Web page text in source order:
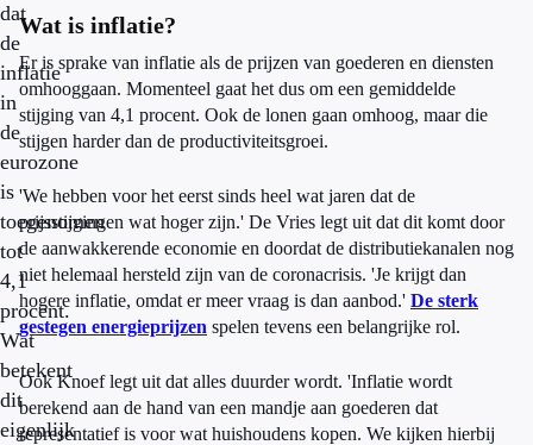
dat
de
inflatie
in
de
eurozone
is
toegenomen
tot
4,1
procent.
Wat
betekent
dit
eigenlijk
Wat is inflatie?
Er is sprake van inflatie als de prijzen van goederen en diensten
omhooggaan. Momenteel gaat het dus om een gemiddelde
stijging van 4,1 procent. Ook de lonen gaan omhoog, maar die
stijgen harder dan de productiviteitsgroei.
'We hebben voor het eerst sinds heel wat jaren dat de
prijsstijgingen wat hoger zijn.' De Vries legt uit dat dit komt door
de aanwakkerende economie en doordat de distributiekanalen nog
niet helemaal hersteld zijn van de coronacrisis. 'Je krijgt dan
hogere inflatie, omdat er meer vraag is dan aanbod.' De sterk
gestegen energieprijzen spelen tevens een belangrijke rol.
Ook Knoef legt uit dat alles duurder wordt. 'Inflatie wordt
berekend aan de hand van een mandje aan goederen dat
representatief is voor wat huishoudens kopen. We kijken hierbij